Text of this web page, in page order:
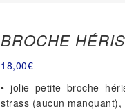
BROCHE
18,00€
• jolie petite broche
strass (aucun